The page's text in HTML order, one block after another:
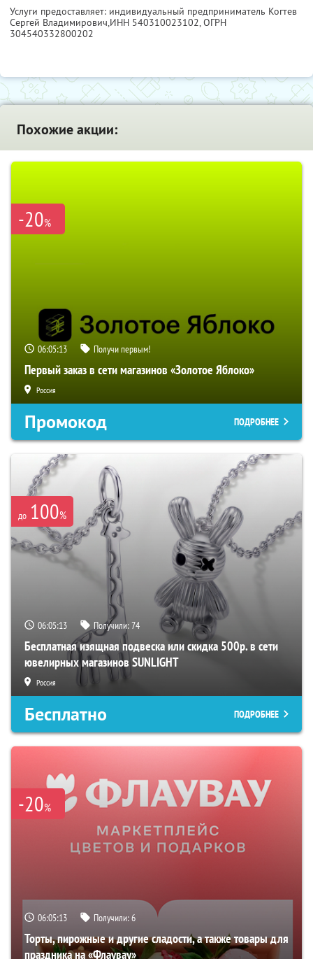
Услуги предоставляет: индивидуальный предприниматель Когтев
Сергей Владимирович,ИНН 540310023102, ОГРН
304540332800202
Похожие акции:
-20%
06:05:12 Получи первым!
Первый заказ в сети магазинов «Золотое Яблоко»
Россия
Промокод ПОДРОБНЕЕ
до 100%
06:05:12 Получили:74
Бесплатная изящная подвеска или скидка 500р. в сети
ювелирных магазинов SUNLIGHT
Россия
Бесплатно ПОДРОБНЕЕ
-20%
06:05:12 Получили:6
Торты, пирожные и другие сладости, а также товары для
праздника на «Флаувау»